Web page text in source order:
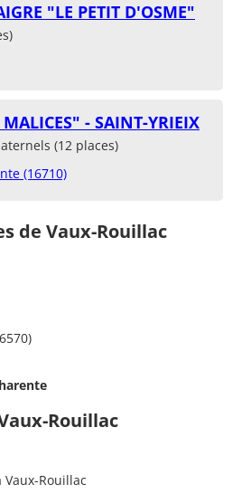
"LE PETIT D'OSME"
- SAINT-YRIEIX
(12 places)
(16710)
de Vaux-Rouillac
Rouillac
Vaux-Rouillac